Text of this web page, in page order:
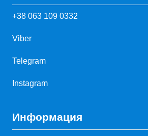
+38 063 109 0332
Viber
Telegram
Instagram
Информация